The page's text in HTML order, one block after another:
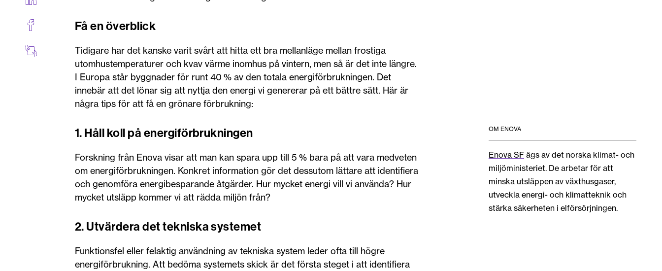
Få en överblick
Tidigare har det kanske varit svårt att hitta ett bra mellanläge mellan frostiga
utomhustemperaturer och kvav värme inomhus på vintern, men så är det inte längre.
I Europa står byggnader för runt 40 % av den totala energiförbrukningen. Det
innebär att det lönar sig att nyttja den energi vi genererar på ett bättre sätt. Här är
några tips för att få en grönare förbrukning:
OM ENOVA
Enova SF ägs av det norska klimat- och
miljöministeriet. De arbetar för att
minska utsläppen av växthusgaser,
utveckla energi- och klimatteknik och
stärka säkerheten i elförsörjningen.
1. Håll koll på energiförbrukningen
Forskning från Enova visar att man kan spara upp till 5 % bara på att vara medveten
om energiförbrukningen. Konkret information gör det dessutom lättare att identifiera
och genomföra energibesparande åtgärder. Hur mycket energi vill vi använda? Hur
mycket utsläpp kommer vi att rädda miljön från?
2. Utvärdera det tekniska systemet
Funktionsfel eller felaktig användning av tekniska system leder ofta till högre
energiförbrukning. Att bedöma systemets skick är det första steget i att identifiera